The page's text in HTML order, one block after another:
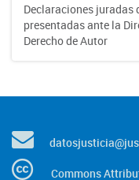
Declaraciones juradas
presentadas ante la
Derecho de Autor
Commons